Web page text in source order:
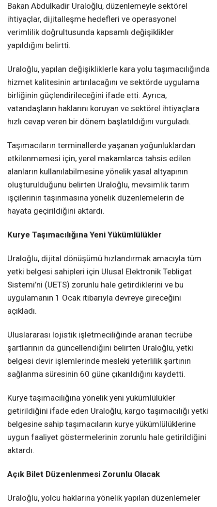
Bakan Abdulkadir Uraloğlu, düzenlemeyle sektörel
ihtiyaçlar, dijitalleşme hedefleri ve operasyonel
verimlilik doğrultusunda kapsamlı değişiklikler
yapıldığını belirtti.
Uraloğlu, yapılan değişikliklerle kara yolu taşımacılığında
hizmet kalitesinin artırılacağını ve sektörde uygulama
birliğinin güçlendirileceğini ifade etti. Ayrıca,
vatandaşların haklarını koruyan ve sektörel ihtiyaçlara
hızlı cevap veren bir dönem başlatıldığını vurguladı.
Taşımacıların terminallerde yaşanan yoğunluklardan
etkilenmemesi için, yerel makamlarca tahsis edilen
alanların kullanılabilmesine yönelik yasal altyapının
oluşturulduğunu belirten Uraloğlu, mevsimlik tarım
işçilerinin taşınmasına yönelik düzenlemelerin de
hayata geçirildiğini aktardı.
Kurye Taşımacılığına Yeni Yükümlülükler
Uraloğlu, dijital dönüşümü hızlandırmak amacıyla tüm
yetki belgesi sahipleri için Ulusal Elektronik Tebligat
Sistemi’ni (UETS) zorunlu hale getirdiklerini ve bu
uygulamanın 1 Ocak itibarıyla devreye gireceğini
açıkladı.
Uluslararası lojistik işletmeciliğinde aranan tecrübe
şartlarının da güncellendiğini belirten Uraloğlu, yetki
belgesi devir işlemlerinde mesleki yeterlilik şartının
sağlanma süresinin 60 güne çıkarıldığını kaydetti.
Kurye taşımacılığına yönelik yeni yükümlülükler
getirildiğini ifade eden Uraloğlu, kargo taşımacılığı yetki
belgesine sahip taşımacıların kurye yükümlülüklerine
uygun faaliyet göstermelerinin zorunlu hale getirildiğini
aktardı.
Açık Bilet Düzenlenmesi Zorunlu Olacak
Uraloğlu, yolcu haklarına yönelik yapılan düzenlemeler